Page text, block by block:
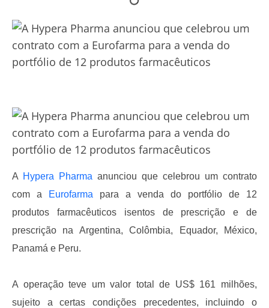
A Hypera Pharma anunciou que celebrou um contrato
com a
Eurofarma para a venda do portfólio de 12
produtos farmacêuticos isentos de prescrição e de
prescrição na Argentina, Colômbia, Equador, México,
Panamá e Peru.
A operação teve um valor total de US$ 161 milhões,
sujeito a certas condições precedentes, incluindo o